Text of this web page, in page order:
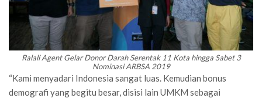
Ralali Agent Gelar Donor Darah Serentak 11 Kota hingga Sabet 3
Nominasi ARBSA 2019
“Kami menyadari Indonesia sangat luas. Kemudian bonus
demografi yang begitu besar, disisi lain UMKM sebagai